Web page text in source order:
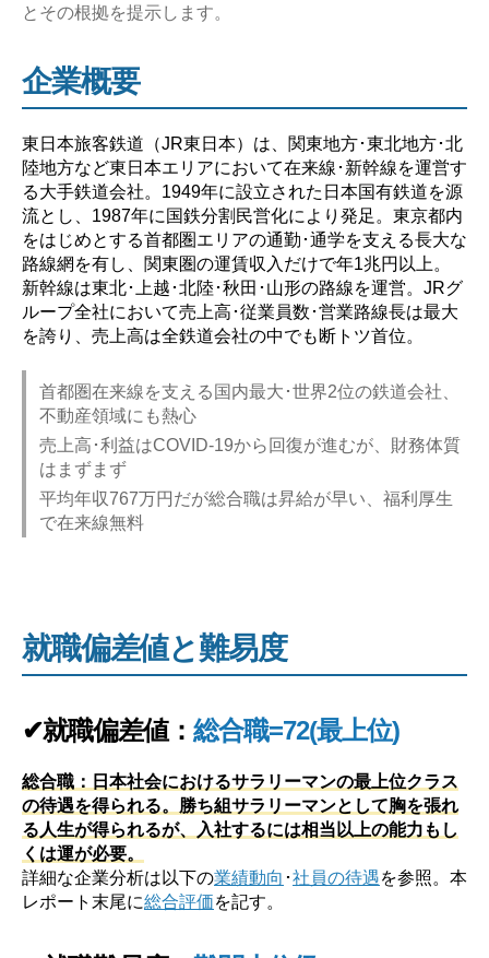
とその根拠を提示します。
企業概要
東日本旅客鉄道（JR東日本）は、関東地方･東北地方･北
陸地方など東日本エリアにおいて在来線･新幹線を運営す
る大手鉄道会社。1949年に設立された日本国有鉄道を源
流とし、1987年に国鉄分割民営化により発足。東京都内
をはじめとする首都圏エリアの通勤･通学を支える長大な
路線網を有し、関東圏の運賃収入だけで年1兆円以上。
新幹線は東北･上越･北陸･秋田･山形の路線を運営。JRグ
ループ全社において売上高･従業員数･営業路線長は最大
を誇り、売上高は全鉄道会社の中でも断トツ首位。
首都圏在来線を支える国内最大･世界2位の鉄道会社、
不動産領域にも熱心
売上高･利益はCOVID-19から回復が進むが、財務体質
はまずまず
平均年収767万円だが総合職は昇給が早い、福利厚生
で在来線無料
就職偏差値と難易度
✔就職偏差値：総合職=72(最上位)
総合職：日本社会におけるサラリーマンの最上位クラス
の待遇を得られる。勝ち組サラリーマンとして胸を張れ
る人生が得られるが、入社するには相当以上の能力もし
くは運が必要。
詳細な企業分析は以下の業績動向 ･社員の待遇を参照。本
レポート末尾に総合評価を記す。